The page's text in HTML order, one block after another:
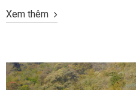
nước trong xanh bắn mạnh lên mặt
Xem thêm